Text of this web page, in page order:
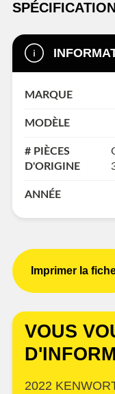
MARQUE
MODÈLE
# PIÈCES
D'ORIGINE
ANNÉE
Imprimer la
VOUS
2022